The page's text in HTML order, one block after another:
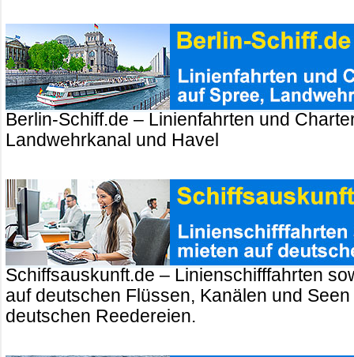
Berlin-Schiff.de – Linienfahrten und
Landwehrkanal und Havel
Schiffsauskunft.de – Linienschifffahrten
auf deutschen Flüssen, Kanälen und
deutschen Reedereien.